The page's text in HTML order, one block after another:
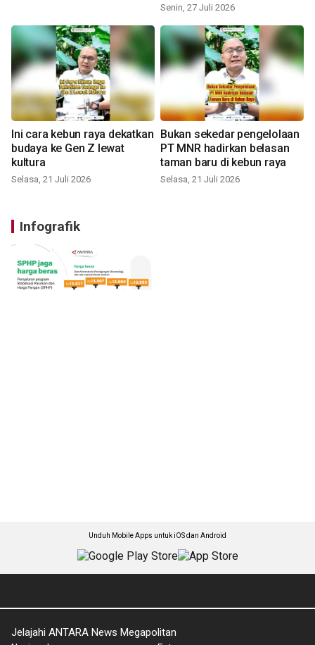
Senin, 27 Juli 2026
Ini cara kebun raya dekatkan
budaya ke Gen Z lewat
kultura
Selasa, 21 Juli 2026
Bukan sekedar pengelolaan
PT MNR hadirkan belasan
taman baru di kebun raya
Selasa, 21 Juli 2026
Infografik
Unduh Mobile Apps untuk iOS dan Android
Jelajahi ANTARA News Megapolitan